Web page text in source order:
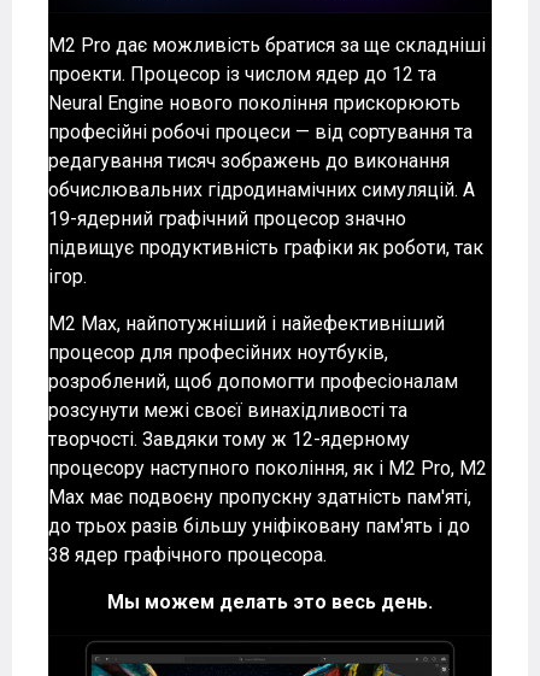
M2 Pro дає можливість братися за ще складніші
проекти. Процесор із числом ядер до 12 та
Neural Engine нового покоління прискорюють
професійні робочі процеси — від сортування та
редагування тисяч зображень до виконання
обчислювальних гідродинамічних симуляцій. А
19-ядерний графічний процесор значно
підвищує продуктивність графіки як роботи, так
ігор.
M2 Max, найпотужніший і найефективніший
процесор для професійних ноутбуків,
розроблений, щоб допомогти професіоналам
розсунути межі своєї винахідливості та
творчості. Завдяки тому ж 12-ядерному
процесору наступного покоління, як і M2 Pro, M2
Max має подвоєну пропускну здатність пам'яті,
до трьох разів більшу уніфіковану пам'ять і до
38 ядер графічного процесора.
Мы можем делать это весь день.